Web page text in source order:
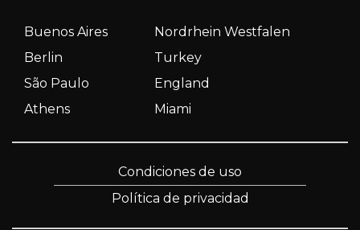
Buenos Aires
Nordrhein Westfalen
Berlin
Turkey
São Paulo
England
Athens
Miami
Condiciones de uso
Política de privacidad